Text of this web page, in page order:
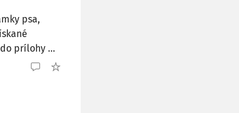
psa,
prílohy ...